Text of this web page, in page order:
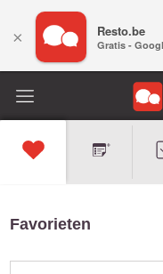
Favorieten
× Resto.be
Gratis -